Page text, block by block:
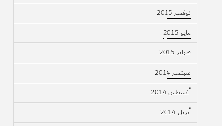
نوفمبر 2015
مايو 2015
فبراير 2015
سبتمبر 2014
أغسطس 2014
أبريل 2014